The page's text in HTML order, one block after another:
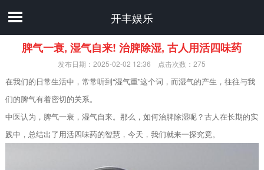
开丰娱乐
脾气一衰, 湿气自来! 治脾除湿, 古人用活四味药
发布日期：2025-02-02 12:36 点击次数：275
在我们的日常生活中，常常听到“湿气重”这个词，而湿气的产生，往往与我
们的脾气有着密切的关系。
中医认为，脾气一衰，湿气自来。那么，如何治脾除湿呢？古人在长期的实
践中，总结出了用活四味药的智慧，今天，我们就来一探究竟。